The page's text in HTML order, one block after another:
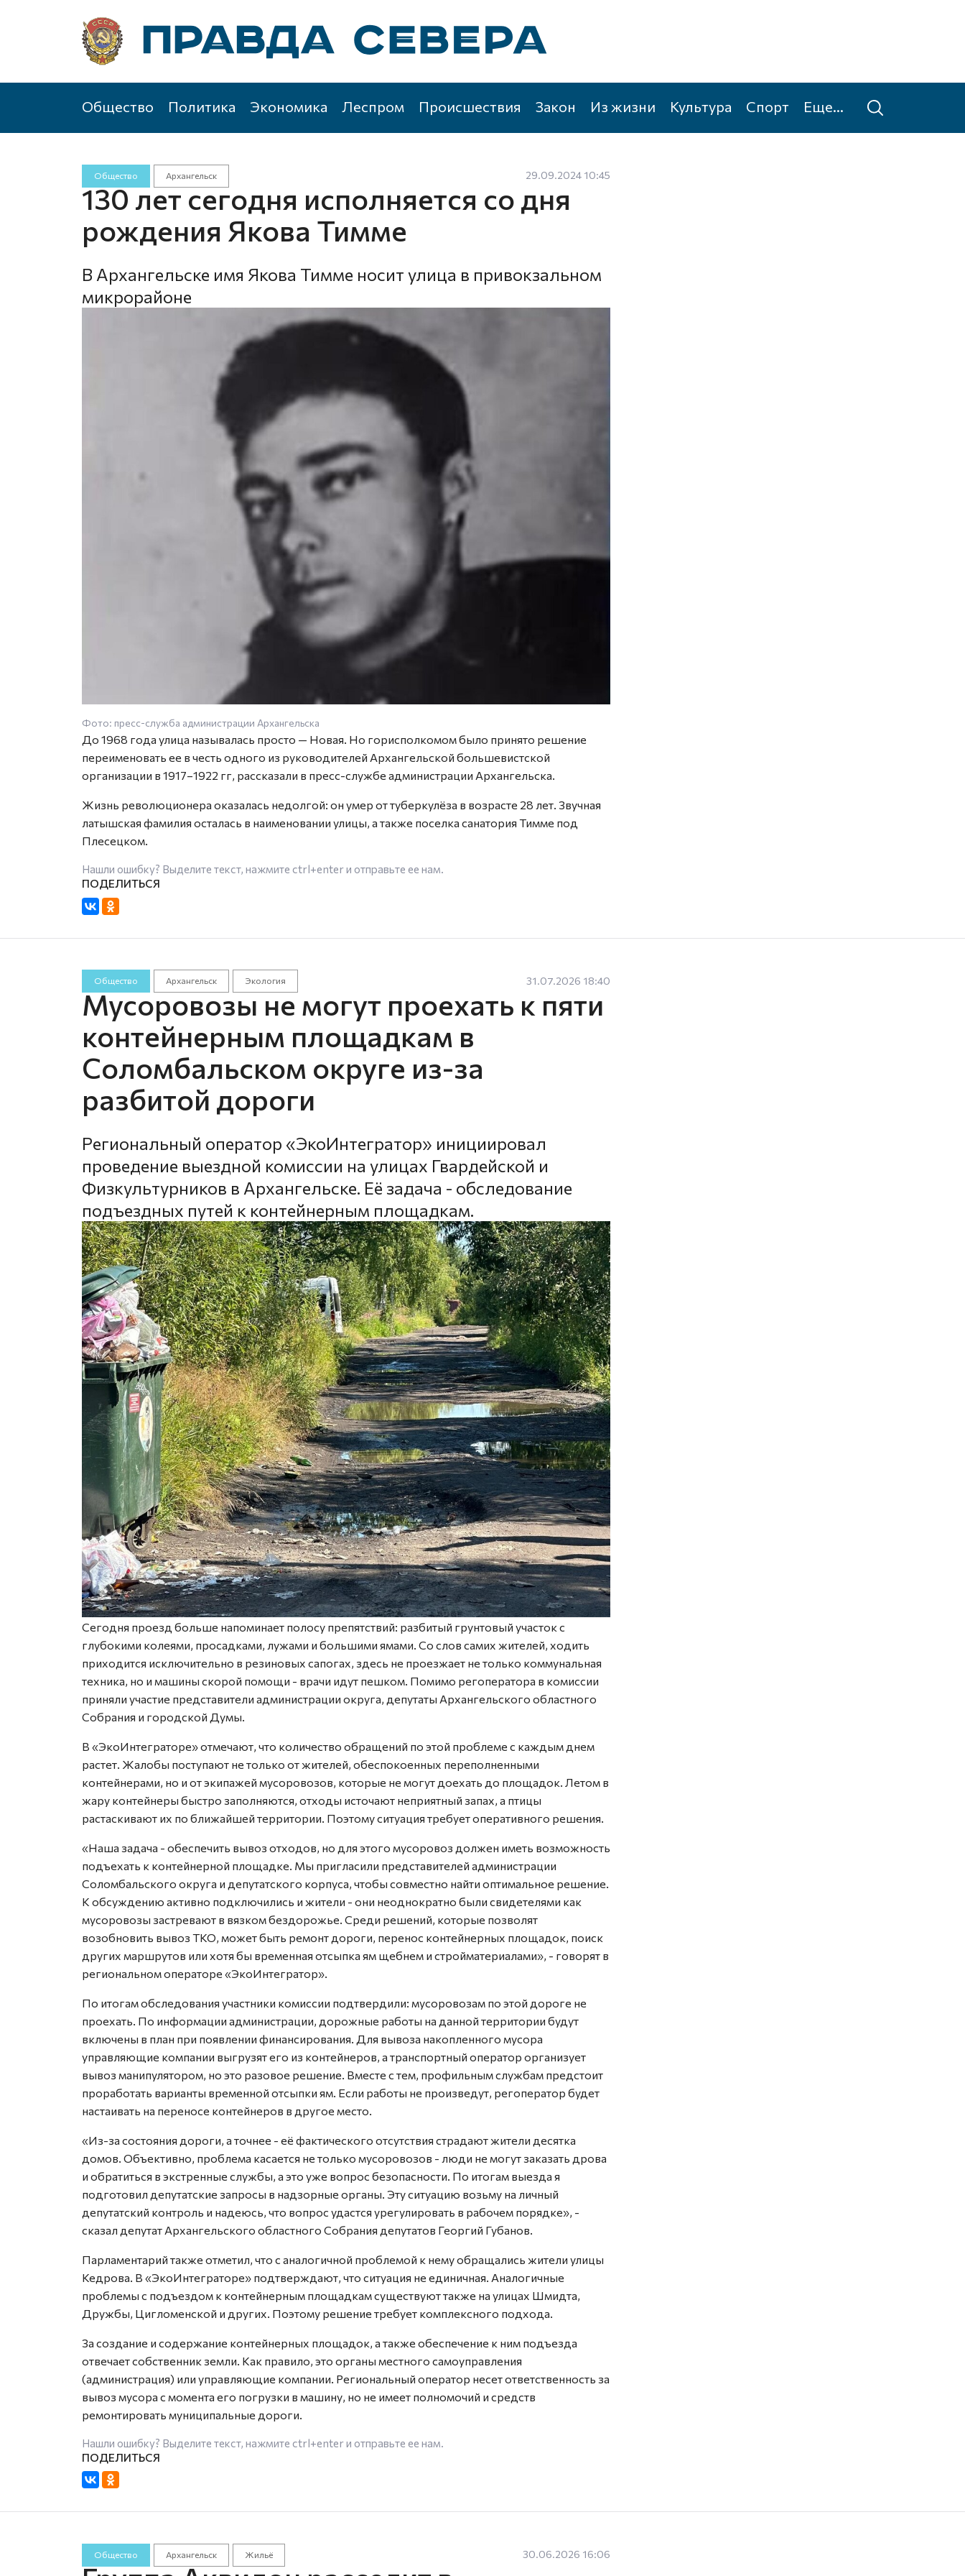
Общество Политика Экономика Леспром Происшествия Закон Из жизни Культура Спорт Еще...
Общество Архангельск 29.09.2024 10:45
130 лет сегодня исполняется со дня
рождения Якова Тимме
В Архангельске имя Якова Тимме носит улица в привокзальном
микрорайоне
Фото: пресс-служба администрации Архангельска
До 1968 года улица называлась просто — Новая. Но горисполкомом было принято решение
переименовать ее в честь одного из руководителей Архангельской большевистской
организации в 1917–1922 гг, рассказали в пресс-службе администрации Архангельска.
Жизнь революционера оказалась недолгой: он умер от туберкулёза в возрасте 28 лет. Звучная
латышская фамилия осталась в наименовании улицы, а также поселка санатория Тимме под
Плесецком.
Нашли ошибку? Выделите текст, нажмите ctrl+enterи отправьте ее нам.
Общество Архангельск Экология 31.07.2026 18:40
Мусоровозы не могут проехать к пяти
контейнерным площадкам в
Соломбальском округе из-за
разбитой дороги
Региональный оператор «ЭкоИнтегратор» инициировал
проведение выездной комиссии на улицах Гвардейской и
Физкультурников в Архангельске. Её задача - обследование
подъездных путей к контейнерным площадкам.
Сегодня проезд больше напоминает полосу препятствий: разбитый грунтовый участок с
глубокими колеями, просадками, лужами и большими ямами. Со слов самих жителей, ходить
приходится исключительно в резиновых сапогах, здесь не проезжает не только коммунальная
техника, но и машины скорой помощи - врачи идут пешком. Помимо регоператора в комиссии
приняли участие представители администрации округа, депутаты Архангельского областного
Собрания и городской Думы.
В «ЭкоИнтеграторе» отмечают, что количество обращений по этой проблеме с каждым днем
растет. Жалобы поступают не только от жителей, обеспокоенных переполненными
контейнерами, но и от экипажей мусоровозов, которые не могут доехать до площадок. Летом в
жару контейнеры быстро заполняются, отходы источают неприятный запах, а птицы
растаскивают их по ближайшей территории. Поэтому ситуация требует оперативного решения.
«Наша задача - обеспечить вывоз отходов, но для этого мусоровоз должен иметь возможность
подъехать к контейнерной площадке. Мы пригласили представителей администрации
Соломбальского округа и депутатского корпуса, чтобы совместно найти оптимальное решение.
К обсуждению активно подключились и жители - они неоднократно были свидетелями как
мусоровозы застревают в вязком бездорожье. Среди решений, которые позволят
возобновить вывоз ТКО, может быть ремонт дороги, перенос контейнерных площадок, поиск
других маршрутов или хотя бы временная отсыпка ям щебнем и стройматериалами», - говорят в
региональном операторе «ЭкоИнтегратор».
По итогам обследования участники комиссии подтвердили: мусоровозам по этой дороге не
проехать. По информации администрации, дорожные работы на данной территории будут
включены в план при появлении финансирования. Для вывоза накопленного мусора
управляющие компании выгрузят его из контейнеров, а транспортный оператор организует
вывоз манипулятором, но это разовое решение. Вместе с тем, профильным службам предстоит
проработать варианты временной отсыпки ям. Если работы не произведут, регоператор будет
настаивать на переносе контейнеров в другое место.
«Из-за состояния дороги, а точнее - её фактического отсутствия страдают жители десятка
домов. Объективно, проблема касается не только мусоровозов - люди не могут заказать дрова
и обратиться в экстренные службы, а это уже вопрос безопасности. По итогам выезда я
подготовил депутатские запросы в надзорные органы. Эту ситуацию возьму на личный
депутатский контроль и надеюсь, что вопрос удастся урегулировать в рабочем порядке», -
сказал депутат Архангельского областного Собрания депутатов Георгий Губанов.
Парламентарий также отметил, что с аналогичной проблемой к нему обращались жители улицы
Кедрова. В «ЭкоИнтеграторе» подтверждают, что ситуация не единичная. Аналогичные
проблемы с подъездом к контейнерным площадкам существуют также на улицах Шмидта,
Дружбы, Цигломенской и других. Поэтому решение требует комплексного подхода.
За создание и содержание контейнерных площадок, а также обеспечение к ним подъезда
отвечает собственник земли. Как правило, это органы местного самоуправления
(администрация) или управляющие компании. Региональный оператор несет ответственность за
вывоз мусора с момента его погрузки в машину, но не имеет полномочий и средств
ремонтировать муниципальные дороги.
Нашли ошибку? Выделите текст, нажмите ctrl+enterи отправьте ее нам.
Общество Архангельск Жильё 30.06.2026 16:06